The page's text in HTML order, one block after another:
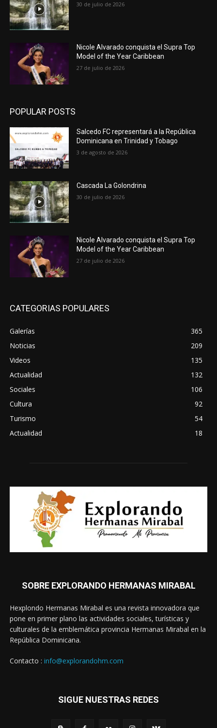
30 de julio de 2026
Nicole Alvarado conquista el Supra Top
Model of the Year Caribbean
27 de julio de 2026
POPULAR POSTS
Salcedo FC representará a la República
Dominicana en Trinidad y Tobago
3 de agosto de 2026
Cascada La Golondrina
30 de julio de 2026
Nicole Alvarado conquista el Supra Top
Model of the Year Caribbean
27 de julio de 2026
CATEGORIAS POPULARES
Galerías
365
Noticias
209
Videos
135
Actualidad
132
Sociales
106
Cultura
92
Turismo
54
Actualidad
18
SOBRE EXPLORANDO HERMANAS MIRABAL
Hexplondo Hermanas Mirabal es una revista innovadora que
pone en primer plano las actividades sociales, turísticas y
culturales de la emblemática provincia Hermanas Mirabal en la
República Dominicana.
Contacto : info@explorandohm.com
SIGUE NUESTRAS REDES